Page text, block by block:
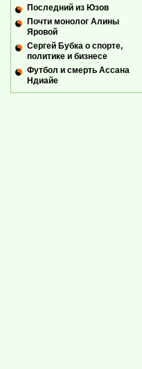
Последний из Юзов
Почти монолог Алины
Яровой
Сергей Бубка о спорте,
политике и бизнесе
Футбол и смерть Ассана
Ндиайе